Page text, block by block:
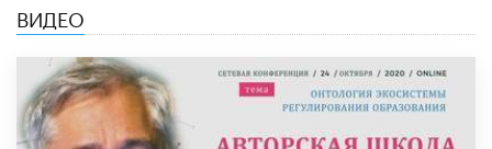
ВИДЕО